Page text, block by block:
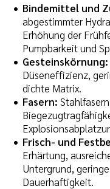
Bindemittel und
abgestimmter
Erhöhung der
Pumpbarkeit und
Gesteinskörnung:
Düseneffizienz,
dichte Matrix.
Fasern:
Frisch- und
Erhärtung,
Untergrund,
Dauerhaftigkeit.